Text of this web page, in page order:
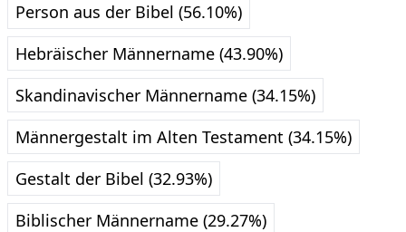
Person aus der Bibel (56.10%)
Hebräischer Männername (43.90%)
Skandinavischer Männername (34.15%)
Männergestalt im Alten Testament (34.15%)
Gestalt der Bibel (32.93%)
Biblischer Männername (29.27%)